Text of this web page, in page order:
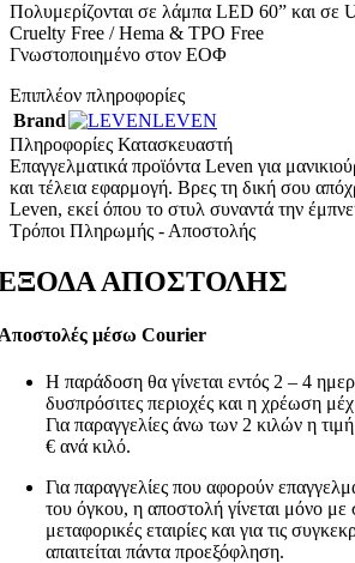
Πολυμερίζονται σε λάμπα LED 60” και σε
Cruelty Free / Hema & TPO Free
Γνωστοποιημένο στον ΕΟΦ
Επιπλέον πληροφορίες
Brand
LEVEN
Πληροφορίες Κατασκευαστή
Επαγγελματικά προϊόντα Leven για
και τέλεια εφαρμογή. Βρες τη δική σου
Leven, εκεί όπου το στυλ συναντά την
Τρόποι Πληρωμής - Αποστολής
ΑΠΟΣΤΟΛΗΣ
μέσω Courier
Η παράδοση θα γίνεται εντός 2 – 4
δυσπρόσιτες περιοχές και η χρέωση
Για παραγγελίες άνω των 2 κιλών η
€ ανά κιλό.
Για παραγγελίες που αφορούν
του όγκου, η αποστολή γίνεται μόνο με
μεταφορικές εταιρίες και για τις
απαιτείται πάντα προεξόφληση.